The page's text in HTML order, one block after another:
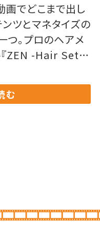
画でどこまで出し
ツとマネタイズの
つ。プロのヘアメ
ZEN -Hair Set
答えは「全て出
」。その答えに隠
す。
む